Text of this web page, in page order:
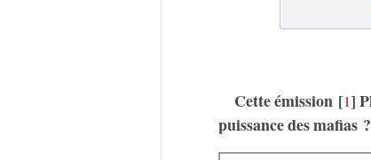
Cette émission[1]
puissance des mafias